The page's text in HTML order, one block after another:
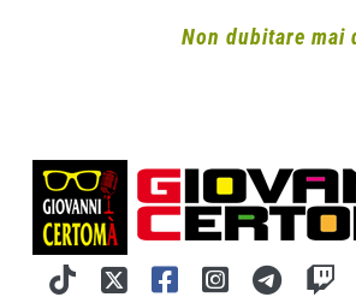
Non dubitare mai